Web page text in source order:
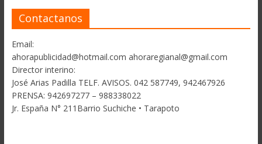
Contactanos
Email:
ahorapublicidad@hotmail.com ahoraregianal@gmail.com
Director interino:
José Arias Padilla TELF. AVISOS. 042 587749, 942467926
PRENSA: 942697277 – 988338022
Jr. España N° 211Barrio Suchiche • Tarapoto